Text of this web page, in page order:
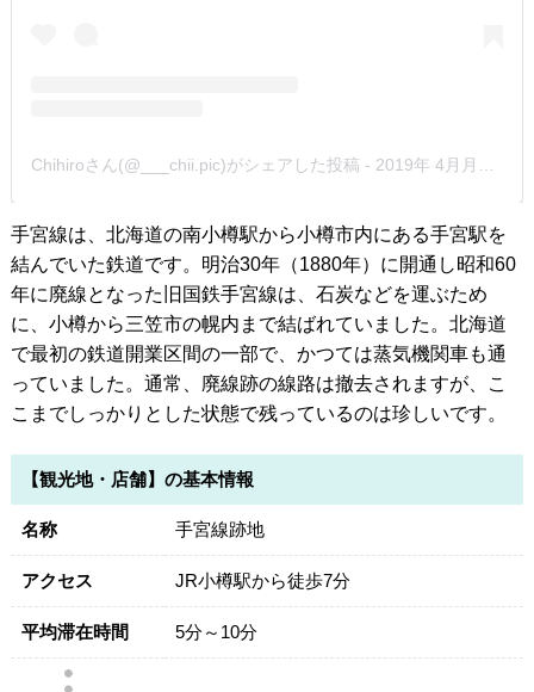
Chihiroさん(@___chii.pic)がシェアした投稿 - 2019年 4月月24日午後5時49分PDT
手宮線は、北海道の南小樽駅から小樽市内にある手宮駅を
結んでいた鉄道です。明治30年（1880年）に開通し昭和60
年に廃線となった旧国鉄手宮線は、石炭などを運ぶため
に、小樽から三笠市の幌内まで結ばれていました。北海道
で最初の鉄道開業区間の一部で、かつては蒸気機関車も通
っていました。通常、廃線跡の線路は撤去されますが、こ
こまでしっかりとした状態で残っているのは珍しいです。
【観光地・店舗】の基本情報
名称 手宮線跡地
アクセス JR小樽駅から徒歩7分
平均滞在時間 5分～10分